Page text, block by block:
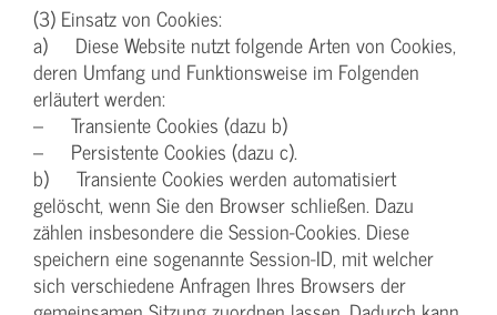
(3) Einsatz von Cookies:
a) Diese Website nutzt folgende Arten von Cookies,
deren Umfang und Funktionsweise im Folgenden
erläutert werden:
– Transiente Cookies (dazu b)
– Persistente Cookies (dazu c).
b) Transiente Cookies werden automatisiert
gelöscht, wenn Sie den Browser schließen. Dazu
zählen insbesondere die Session-Cookies. Diese
speichern eine sogenannte Session-ID, mit welcher
sich verschiedene Anfragen Ihres Browsers der